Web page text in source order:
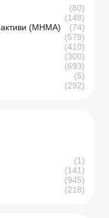
(80)
(148)
активи (МНМА)
(74)
(579)
(410)
(300)
(693)
(5)
(292)
(1)
(141)
(945)
(218)